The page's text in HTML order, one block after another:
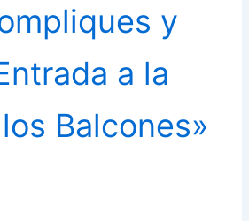
y
a la
Balcones»